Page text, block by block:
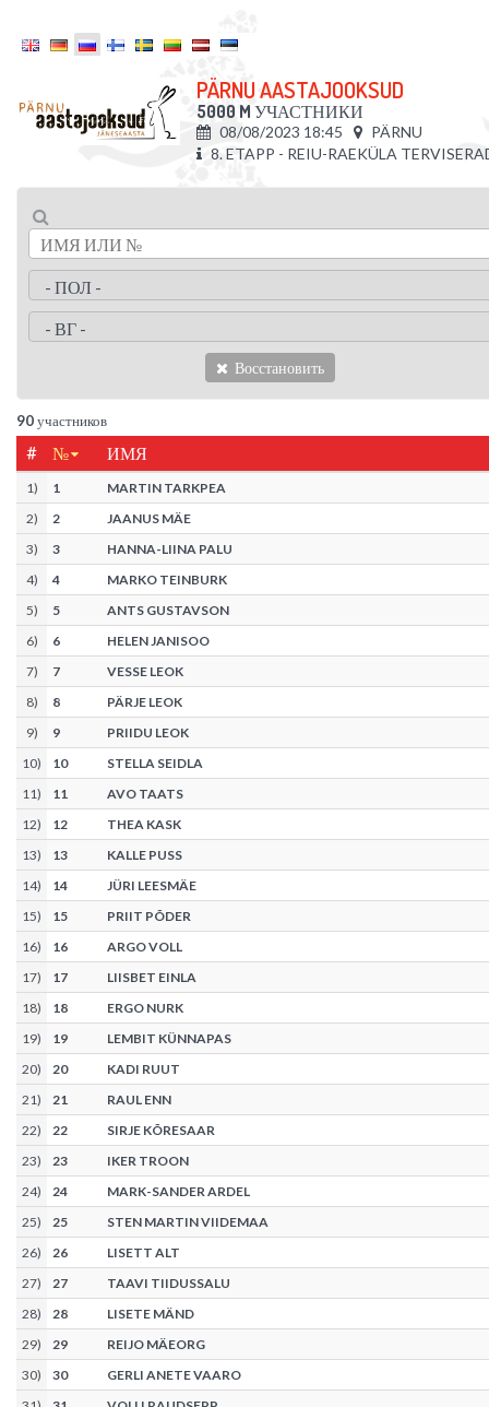
PÄRNU AASTAJOOKSUD
5000 M УЧАСТНИКИ
08/08/2023 18:45
PÄRNU
8. ETAPP - REIU-RAEKÜLA
Восстановить
90участников
# № ИМЯ
1) 1
MARTIN TARKPEA
2) 2
JAANUS MÄE
3) 3
HANNA-LIINA PALU
4) 4
MARKO TEINBURK
5) 5
ANTS GUSTAVSON
6) 6
HELEN JANISOO
7) 7
VESSE LEOK
8) 8
PÄRJE LEOK
9) 9
PRIIDU LEOK
10) 10
STELLA SEIDLA
11) 11
AVO TAATS
12) 12
THEA KASK
13) 13
KALLE PUSS
14) 14
JÜRI LEESMÄE
15) 15
PRIIT PÕDER
16) 16
ARGO VOLL
17) 17
LIISBET EINLA
18) 18
ERGO NURK
19) 19
LEMBIT KÜNNAPAS
20) 20
KADI RUUT
21) 21
RAUL ENN
22) 22
SIRJE KÕRESAAR
23) 23
IKER TROON
24) 24
MARK-SANDER ARDEL
25) 25
STEN MARTIN VIIDEMAA
26) 26
LISETT ALT
27) 27
TAAVI TIIDUSSALU
28) 28
LISETE MÄND
29) 29
REIJO MÄEORG
30) 30
GERLI ANETE VAARO